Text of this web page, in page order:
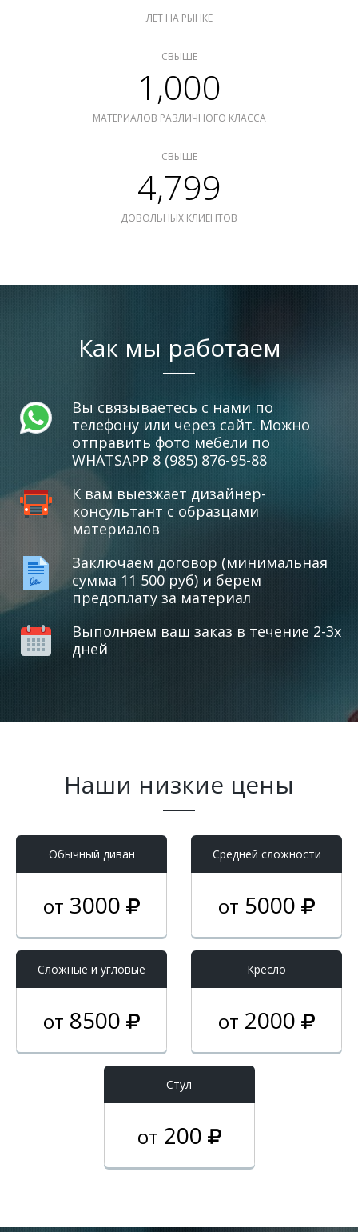
ЛЕТ НА РЫНКЕ
СВЫШЕ
1,000
МАТЕРИАЛОВ РАЗЛИЧНОГО КЛАССА
СВЫШЕ
4,799
ДОВОЛЬНЫХ КЛИЕНТОВ
Как мы работаем
Вы связываетесь с нами по
телефону или через сайт. Можно
отправить фото мебели по
WHATSAPP 8 (985) 876-95-88
К вам выезжает дизайнер-
консультант с образцами
материалов
Заключаем договор (минимальная
сумма 11 500 руб) и берем
предоплату за материал
Выполняем ваш заказ в течение 2-3х
дней
Наши низкие цены
Обычный диван
от 3000
Средней сложности
от 5000
Cложные и угловые
от 8500
Кресло
от 2000
Стул
от 200